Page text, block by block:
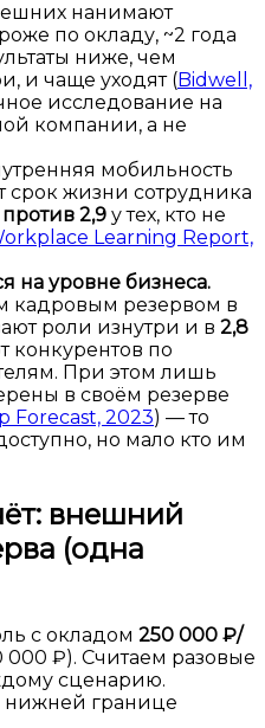
нанимают
по окладу, ~2 года
ниже, чем
и чаще уходят (Bidwell,
исследование на
компании, а не
мобильность
срок жизни сотрудника
2,9 у тех, кто не
Learning Report,
на уровне бизнеса.
кадровым резервом в
роли изнутри и в 2,8
конкурентов по
При этом лишь
в своём резерве
Forecast, 2023) — то
но мало кто им
внешний
(одна
с окладом 250 000 ₽/
000 ₽). Считаем разовые
сценарию.
границе